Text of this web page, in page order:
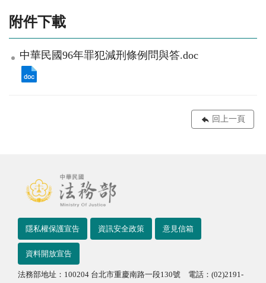
附件下載
中華民國96年罪犯減刑條例問與答.doc
回上一頁
隱私權保護宣告 資訊安全政策 意見信箱
資料開放宣告
法務部地址：100204 台北市重慶南路一段130號 電話：(02)2191-